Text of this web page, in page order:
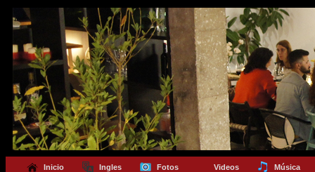
Inicio Ingles Fotos Videos Música